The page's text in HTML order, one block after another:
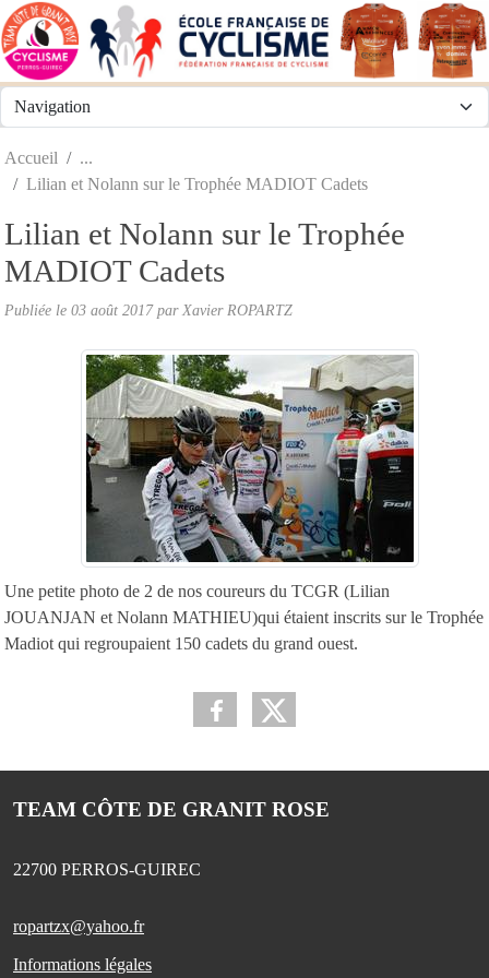
Accueil
Lilian et Nolann sur le Trophée MADIOT Cadets
Lilian et Nolann sur le Trophée
MADIOT Cadets
Publiée le 03 août 2017par Xavier ROPARTZ
Une petite photo de 2 de nos coureurs du TCGR (Lilian
JOUANJAN et Nolann MATHIEU)qui étaient inscrits sur le Trophée
Madiot qui regroupaient 150 cadets du grand ouest.
TEAM CÔTE DE GRANIT ROSE
22700 PERROS-GUIREC
ropartzx@yahoo.fr
Informations légales
Panneau de gestion des cookies